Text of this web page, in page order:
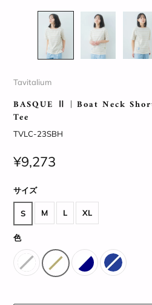
Tavitalium
BASQUE Ⅱ | Boat Neck
Tee
TVLC-23SBH
¥9,273
サイズ
S M L XL
色